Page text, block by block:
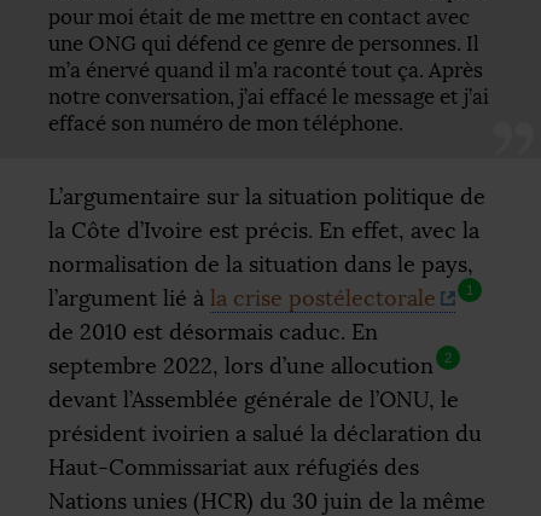
pour moi était de me mettre en contact avec
une ONG qui défend ce genre de personnes. Il
m’a énervé quand il m’a raconté tout ça. Après
notre conversation, j’ai effacé le message et j’ai
effacé son numéro de mon téléphone.
L’argumentaire sur la situation politique de
la Côte d’Ivoire est précis. En effet, avec la
normalisation de la situation dans le pays,
l’argument lié à la crise postélectorale 1
de 2010 est désormais caduc. En
septembre 2022, lors d’une allocution
2
devant l’Assemblée générale de l’ONU, le
président ivoirien a salué la déclaration du
Haut-Commissariat aux réfugiés des
Nations unies (HCR) du 30 juin de la même